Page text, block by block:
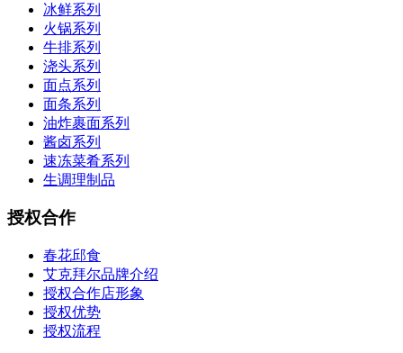
冰鲜系列
火锅系列
牛排系列
浇头系列
面点系列
面条系列
油炸裹面系列
酱卤系列
速冻菜肴系列
生调理制品
授权合作
春花邱食
艾克拜尔品牌介绍
授权合作店形象
授权优势
授权流程